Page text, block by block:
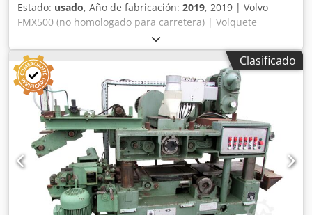
Estado: usado, Año de fabricación: 2019, 2019 | Volvo
FMX500 (no homologado para carretera) | Volquete
articulado de ocasión 📍Ubicación: Francia 🚛 Entrega
disponible en tu destino – ¡Utiliza nuestra calculadora de
envíos para estimar los costes de transporte! Dodpfeytnt
Rsx Actsck 💰 Cómpralo ahora por 159.500 EUR o haz una
oferta. Pago a la entrega disponible por una tarifa
adicional (sujeto a aprobación)* 👷‍♂️ Inspeccionado por un
experto independiente 45 puntos de inspección: 36
aprobados ✅ 6 menores ℹ️ 3 incidencias ⚠️ 📌 Comentario
del inspector: No fue posible arrancar el motor debido a
un fallo hidráulico, por lo que solo se realizó una
inspección visual. No se pudo acceder ni al motor ni a la
cabina porque la palanca de apertura estaba defectuosa.
Se reparará antes de la venta. 📄 ¿Quieres ver el informe
Clasificado